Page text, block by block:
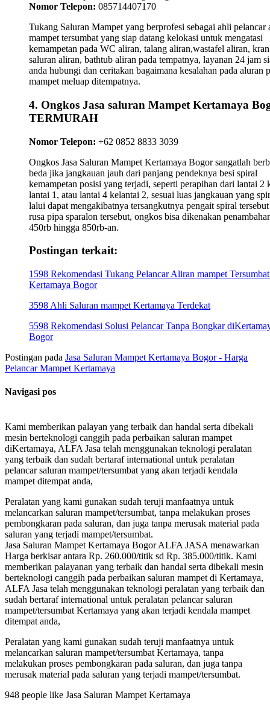
Nomor Telepon: 085714407170
Tukang Saluran Mampet yang berprofesi sebagai ahli pelancar
mampet tersumbat yang siap datang kelokasi untuk mengatasi
kemampetan pada WC aliran, talang aliran,wastafel aliran, kran
saluran aliran, bathtub aliran pada tempatnya, layanan 24 jam
anda hubungi dan ceritakan bagaimana kesalahan pada aluran
mampet meluap ditempatnya.
4. Ongkos Jasa saluran Mampet Kertamaya
TERMURAH
Nomor Telepon: +62 0852 8833 3039
Ongkos Jasa Saluran Mampet Kertamaya Bogor sangatlah
beda jika jangkauan jauh dari panjang pendeknya besi spiral
kemampetan posisi yang terjadi, seperti perapihan dari lantai 2
lantai 1, atau lantai 4 kelantai 2, sesuai luas jangkauan yang
lalui dapat mengakibatnya tersangkutnya pengait spiral
rusa pipa sparalon tersebut, ongkos bisa dikenakan
450rb hingga 850rb-an.
Postingan terkait:
1598 Rekomendasi Tukang Pelancar Aliran mampet
Kertamaya Bogor
3598 Ahli Saluran mampet Kertamaya Terdekat
5598 Rekomendasi Solusi Pelancar Tanpa Bongkar
Bogor
Postingan pada Jasa Saluran Mampet Kertamaya Bogor - Harga
Pelancar Mampet Kertamaya
Navigasi pos
Kami memberikan palayan yang terbaik dan handal serta dibekali
mesin berteknologi canggih pada perbaikan saluran mampet
diKertamaya, ALFA Jasa telah menggunakan teknologi peralatan
yang terbaik dan sudah bertaraf international untuk peralatan
pelancar saluran mampet/tersumbat yang akan terjadi kendala
mampet ditempat anda,
Peralatan yang kami gunakan sudah teruji manfaatnya untuk
melancarkan saluran mampet/tersumbat, tanpa melakukan proses
pembongkaran pada saluran, dan juga tanpa merusak material pada
saluran yang terjadi mampet/tersumbat.
Jasa Saluran Mampet Kertamaya Bogor ALFA JASA menawarkan
Harga berkisar antara Rp. 260.000/titik sd Rp. 385.000/titik. Kami
memberikan palayanan yang terbaik dan handal serta dibekali mesin
berteknologi canggih pada perbaikan saluran mampet di Kertamaya,
ALFA Jasa telah menggunakan teknologi peralatan yang terbaik dan
sudah bertaraf international untuk peralatan pelancar saluran
mampet/tersumbat Kertamaya yang akan terjadi kendala mampet
ditempat anda,
Peralatan yang kami gunakan sudah teruji manfaatnya untuk
melancarkan saluran mampet/tersumbat Kertamaya, tanpa
melakukan proses pembongkaran pada saluran, dan juga tanpa
merusak material pada saluran yang terjadi mampet/tersumbat.
948 people like Jasa Saluran Mampet Kertamaya